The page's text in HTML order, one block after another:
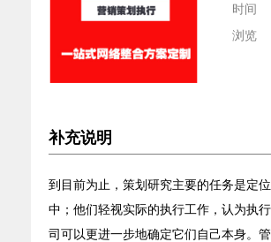
时间
浏览
补充说明
到目前为止，策划研究主要的任务是定
中；他们轻视实际的执行工作，认为执
司可以更进一步地确定它们自己本身。